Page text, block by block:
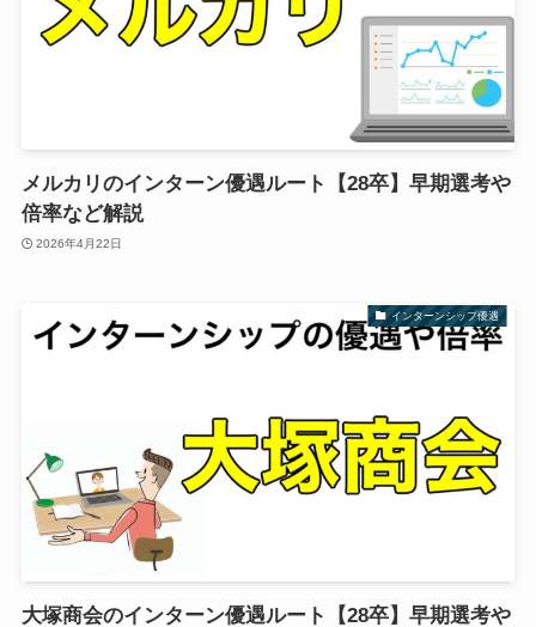
メルカリのインターン優遇ルート【28卒】早期選考や
倍率など解説
2026年4月22日
インターンシップ優遇
大塚商会のインターン優遇ルート【28卒】早期選考や